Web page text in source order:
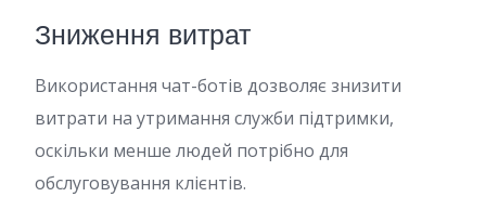
Зниження витрат
Використання чат-ботів дозволяє знизити
витрати на утримання служби підтримки,
оскільки менше людей потрібно для
обслуговування клієнтів.